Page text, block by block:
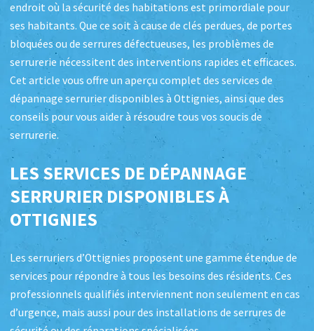
endroit où la sécurité des habitations est primordiale pour
ses habitants. Que ce soit à cause de clés perdues, de portes
bloquées ou de serrures défectueuses, les problèmes de
serrurerie nécessitent des interventions rapides et efficaces.
Cet article vous offre un aperçu complet des services de
dépannage serrurier disponibles à Ottignies, ainsi que des
conseils pour vous aider à résoudre tous vos soucis de
serrurerie.
LES SERVICES DE DÉPANNAGE
SERRURIER DISPONIBLES À
OTTIGNIES
Les serruriers d’Ottignies proposent une gamme étendue de
services pour répondre à tous les besoins des résidents. Ces
professionnels qualifiés interviennent non seulement en cas
d’urgence, mais aussi pour des installations de serrures de